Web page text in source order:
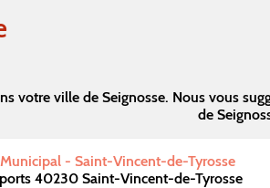
votre ville de Seignosse. Nous vous
de
- Saint-Vincent-de-Tyrosse
40230 Saint-Vincent-de-Tyrosse